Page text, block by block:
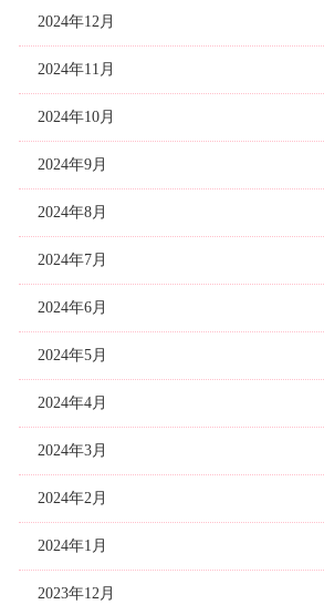
2024年12月
2024年11月
2024年10月
2024年9月
2024年8月
2024年7月
2024年6月
2024年5月
2024年4月
2024年3月
2024年2月
2024年1月
2023年12月